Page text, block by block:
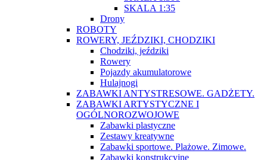
SKALA 1:35
Drony
ROBOTY
ROWERY, JEŹDZIKI, CHODZIKI
Chodziki, jeździki
Rowery
Pojazdy akumulatorowe
Hulajnogi
ZABAWKI ANTYSTRESOWE. GADŻETY.
ZABAWKI ARTYSTYCZNE I
OGÓLNOROZWOJOWE
Zabawki plastyczne
Zestawy kreatywne
Zabawki sportowe. Plażowe. Zimowe.
Zabawki konstrukcyjne